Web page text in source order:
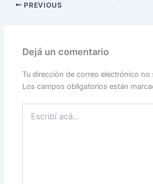
PREVIOUS
Dejá un comentario
Tu dirección de correo electrónico no
Los campos obligatorios están
acá...